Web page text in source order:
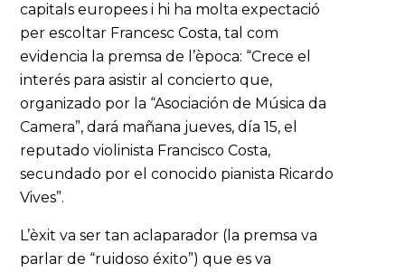
capitals europees i hi ha molta expectació
per escoltar Francesc Costa, tal com
evidencia la premsa de l’època: “Crece el
interés para asistir al concierto que,
organizado por la “Asociación de Música da
Camera”, dará mañana jueves, día 15, el
reputado violinista Francisco Costa,
secundado por el conocido pianista Ricardo
Vives”.
L’èxit va ser tan aclaparador (la premsa va
parlar de “ruidoso éxito”) que es va